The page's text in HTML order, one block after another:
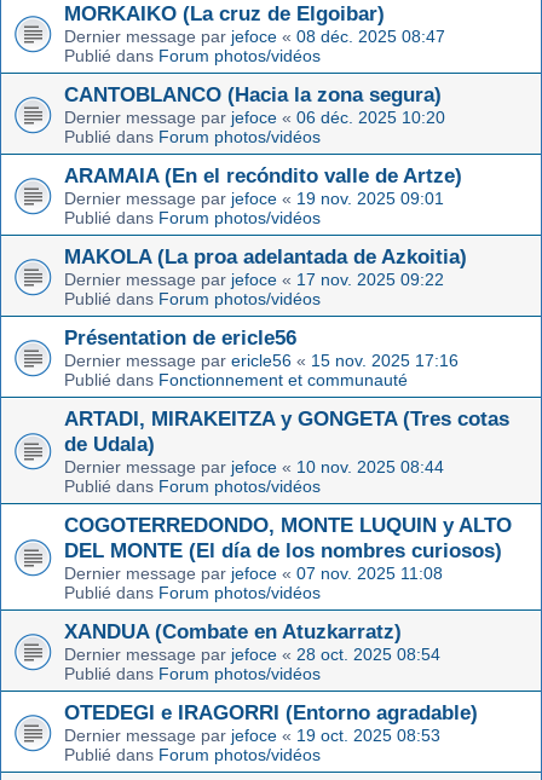
MORKAIKO (La cruz de Elgoibar)
Dernier message par jefoce « 08 déc. 2025 08:47
Publié dans Forum photos/vidéos
CANTOBLANCO (Hacia la zona segura)
Dernier message par jefoce « 06 déc. 2025 10:20
Publié dans Forum photos/vidéos
ARAMAIA (En el recóndito valle de Artze)
Dernier message par jefoce « 19 nov. 2025 09:01
Publié dans Forum photos/vidéos
MAKOLA (La proa adelantada de Azkoitia)
Dernier message par jefoce « 17 nov. 2025 09:22
Publié dans Forum photos/vidéos
Présentation de ericle56
Dernier message par ericle56 « 15 nov. 2025 17:16
Publié dans Fonctionnement et communauté
ARTADI, MIRAKEITZA y GONGETA (Tres cotas
de Udala)
Dernier message par jefoce « 10 nov. 2025 08:44
Publié dans Forum photos/vidéos
COGOTERREDONDO, MONTE LUQUIN y ALTO
DEL MONTE (El día de los nombres curiosos)
Dernier message par jefoce « 07 nov. 2025 11:08
Publié dans Forum photos/vidéos
XANDUA (Combate en Atuzkarratz)
Dernier message par jefoce « 28 oct. 2025 08:54
Publié dans Forum photos/vidéos
OTEDEGI e IRAGORRI (Entorno agradable)
Dernier message par jefoce « 19 oct. 2025 08:53
Publié dans Forum photos/vidéos